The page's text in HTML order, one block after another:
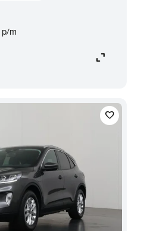
p/m
expand_content
favorite